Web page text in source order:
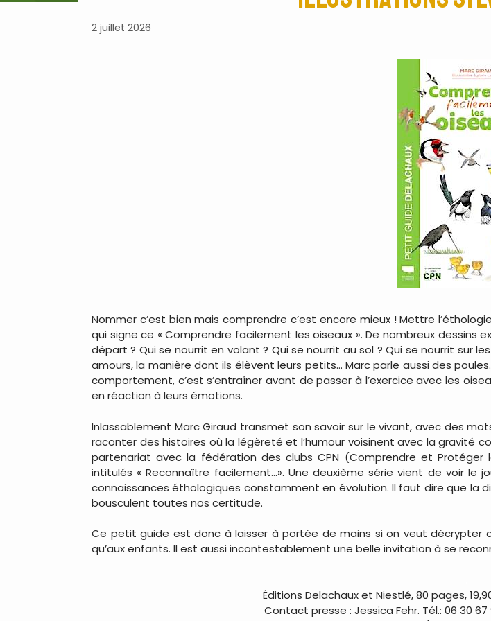
2 juillet 2026
Nommer c’est bien mais comprendre c’est encore mieux ! Mettre
qui signe ce « Comprendre facilement les oiseaux ». De nombreux
départ ? Qui se nourrit en volant ? Qui se nourrit au sol ? Qui se nourrit sur
amours, la manière dont ils élèvent leurs petits… Marc parle aussi des
comportement, c’est s’entraîner avant de passer à l’exercice avec les
en réaction à leurs émotions.
Inlassablement Marc Giraud transmet son savoir sur le vivant, avec des
raconter des histoires où la légèreté et l’humour voisinent avec la gravité
partenariat avec la fédération des clubs CPN (Comprendre et
intitulés « Reconnaître facilement…». Une deuxième série vient de voir le
connaissances éthologiques constamment en évolution. Il faut dire que la
bousculent toutes nos certitude.
Ce petit guide est donc à laisser à portée de mains si on veut décrypter
qu’aux enfants. Il est aussi incontestablement une belle invitation à se
Éditions Delachaux et Niestlé, 80 pages,
Contact presse : Jessica Fehr. Tél.: 06 30 67